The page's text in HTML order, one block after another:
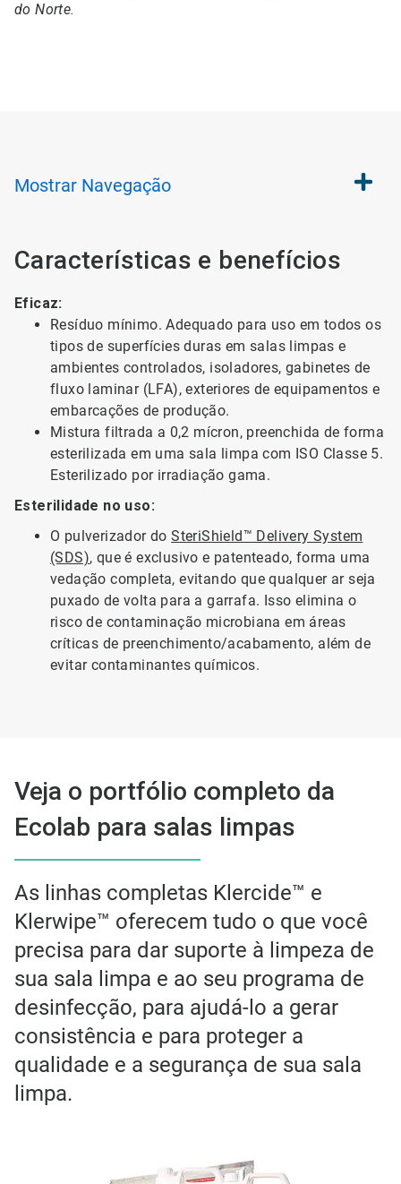
do Norte.
Mostrar Navegação
Características e benefícios
Eficaz:
Resíduo mínimo. Adequado para uso em todos os
tipos de superfícies duras em salas limpas e
ambientes controlados, isoladores, gabinetes de
fluxo laminar (LFA), exteriores de equipamentos e
embarcações de produção.
Mistura filtrada a 0,2 mícron, preenchida de forma
esterilizada em uma sala limpa com ISO Classe 5.
Esterilizado por irradiação gama.
Esterilidade no uso:
O pulverizador doSteriShield™ Delivery System
(SDS), que é exclusivo e patenteado, forma uma
vedação completa, evitando que qualquer ar seja
puxado de volta para a garrafa. Isso elimina o
risco de contaminação microbiana em áreas
críticas de preenchimento/acabamento, além de
evitar contaminantes químicos.
Veja o portfólio completo da
Ecolab para salas limpas
As linhas completas Klercide™ e
Klerwipe™ oferecem tudo o que você
precisa para dar suporte à limpeza de
sua sala limpa e ao seu programa de
desinfecção, para ajudá-lo a gerar
consistência e para proteger a
qualidade e a segurança de sua sala
limpa.